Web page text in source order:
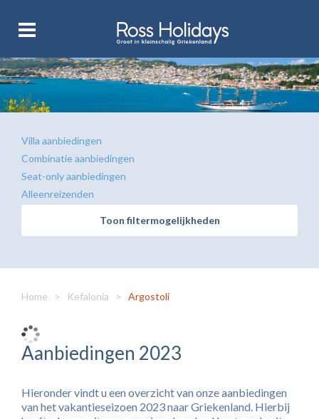
Villa aanbiedingen
Combinatie aanbiedingen
Seat-only aanbiedingen
Alleenreizenden
Toon filtermogelijkheden
Home > Kefalonia > Argostoli
Aanbiedingen 2023
Hieronder vindt u een overzicht van onze aanbiedingen
van het vakantieseizoen 2023 naar Griekenland. Hierbij